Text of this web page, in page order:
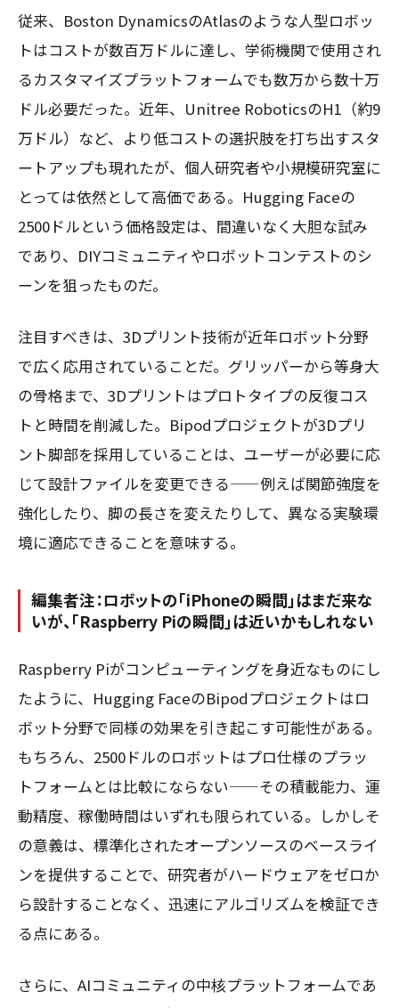
従来、Boston DynamicsのAtlasのような人型ロボッ
トはコストが数百万ドルに達し、学術機関で使用され
るカスタマイズプラットフォームでも数万から数十万
ドル必要だった。近年、Unitree RoboticsのH1（約9
万ドル）など、より低コストの選択肢を打ち出すスタ
ートアップも現れたが、個人研究者や小規模研究室に
とっては依然として高価である。Hugging Faceの
2500ドルという価格設定は、間違いなく大胆な試み
であり、DIYコミュニティやロボットコンテストのシ
ーンを狙ったものだ。
注目すべきは、3Dプリント技術が近年ロボット分野
で広く応用されていることだ。グリッパーから等身大
の骨格まで、3Dプリントはプロトタイプの反復コス
トと時間を削減した。Bipodプロジェクトが3Dプリ
ント脚部を採用していることは、ユーザーが必要に応
じて設計ファイルを変更できる——例えば関節強度を
強化したり、脚の長さを変えたりして、異なる実験環
境に適応できることを意味する。
編集者注：ロボットの「iPhoneの瞬間」はまだ来な
いが、「Raspberry Piの瞬間」は近いかもしれない
Raspberry Piがコンピューティングを身近なものにし
たように、Hugging FaceのBipodプロジェクトはロ
ボット分野で同様の効果を引き起こす可能性がある。
もちろん、2500ドルのロボットはプロ仕様のプラッ
トフォームとは比較にならない——その積載能力、運
動精度、稼働時間はいずれも限られている。しかしそ
の意義は、標準化されたオープンソースのベースライ
ンを提供することで、研究者がハードウェアをゼロか
ら設計することなく、迅速にアルゴリズムを検証でき
る点にある。
さらに、AIコミュニティの中核プラットフォームであ